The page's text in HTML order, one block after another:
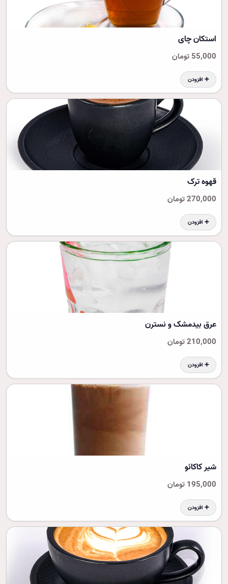
استکان چای
55,000 تومان
➕ افزودن
قهوه ترک
270,000 تومان
➕ افزودن
عرق بیدمشک و نسترن
210,000 تومان
➕ افزودن
شیر کاکائو
195,000 تومان
➕ افزودن